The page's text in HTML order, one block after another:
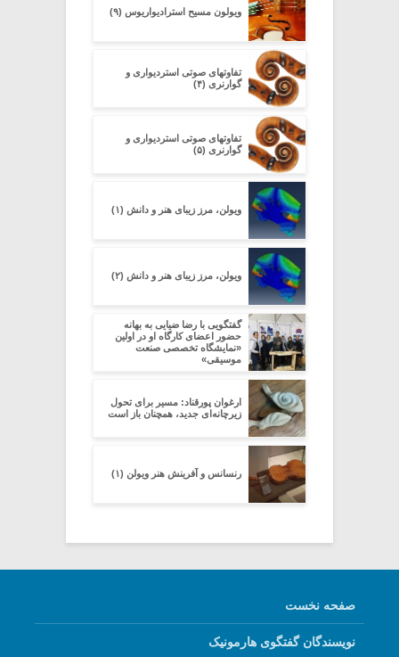
ویولون مسیح استرادیواریوس (۹)
تفاوتهای صوتی استردیواری و
گوارنری (۴)
تفاوتهای صوتی استردیواری و
گوارنری (۵)
ویولن، مرز زیبای هنر و دانش (۱)
ویولن، مرز زیبای هنر و دانش (۲)
گفتگویی با رضا ضیایی به بهانه
حضور اعضای کارگاه او در اولین
«نمایشگاه تخصصی صنعت
موسیقی»
ارغوان پورقناد: مسیر برای تحول
زیرچانه‌ای جدید، همچنان باز است
رنسانس و آفرینش هنر ویولن (۱)
صفحه نخست
نویسندگان گفتگوی هارمونیک